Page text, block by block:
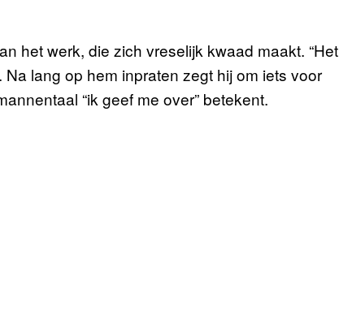
het werk, die zich vreselijk kwaad maakt. “Het
lang op hem inpraten zegt hij om iets voor
“ik geef me over” betekent.